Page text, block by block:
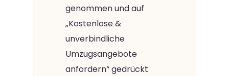
genommen und auf
„Kostenlose &
unverbindliche
Umzugsangebote
anfordern“ gedrückt